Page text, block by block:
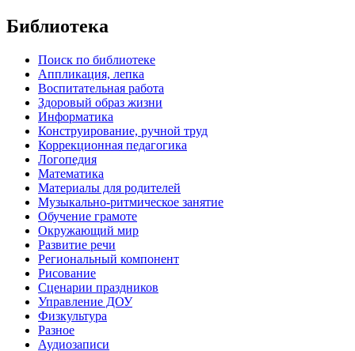
Библиотека
Поиск по библиотеке
Аппликация, лепка
Воспитательная работа
Здоровый образ жизни
Информатика
Конструирование, ручной труд
Коррекционная педагогика
Логопедия
Математика
Материалы для родителей
Музыкально-ритмическое занятие
Обучение грамоте
Окружающий мир
Развитие речи
Региональный компонент
Рисование
Сценарии праздников
Управление ДОУ
Физкультура
Разное
Аудиозаписи